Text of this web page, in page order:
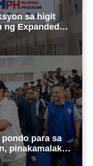
sa higit
ng Expanded
ng Pag-
para sa
pinakamalaki